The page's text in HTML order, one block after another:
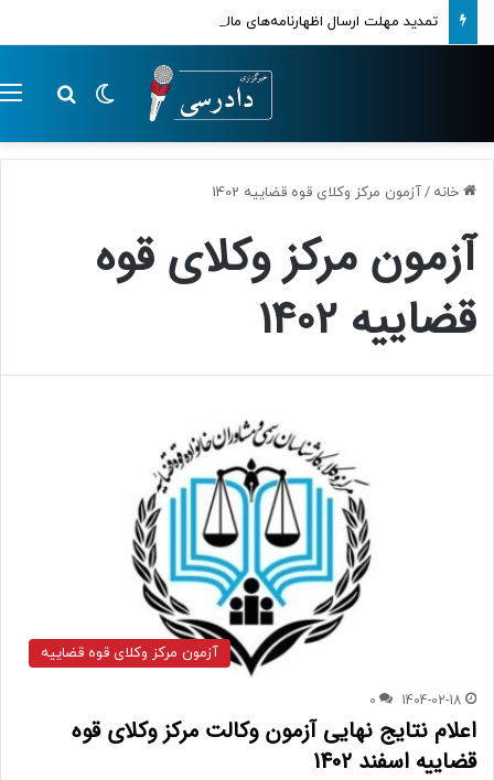
تمدید مهلت ارسال اظهارنامه‌های مالیاتی تا پایان تابستان 1405
تغییر پوسته
خانه /آزمون مرکز وکلای قوه قضاییه 1402
آزمون مرکز وکلای قوه
قضاییه 1402
آزمون مرکز وکلای قوه قضاییه
1404-02-18
0
اعلام نتایج نهایی آزمون وکالت مرکز وکلای قوه
قضاییه اسفند 1402